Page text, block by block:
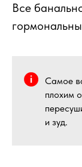
Все
Самое
плохим
и зуд.